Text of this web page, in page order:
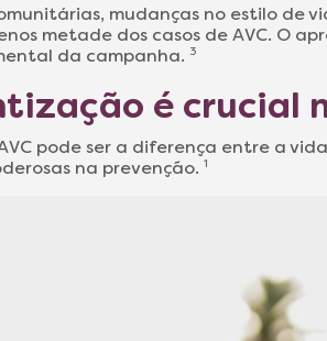
mudanças no estilo de
metade dos casos de AVC. O
da campanha. 3
é crucial
pode ser a diferença entre a
na prevenção. 1